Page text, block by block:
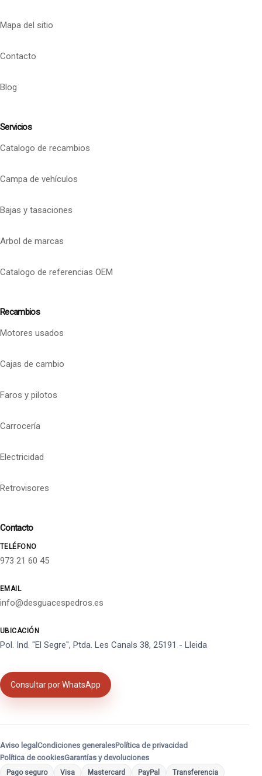
Mapa del sitio
Contacto
Blog
Servicios
Catalogo de recambios
Campa de vehículos
Bajas y tasaciones
Arbol de marcas
Catalogo de referencias OEM
Recambios
Motores usados
Cajas de cambio
Faros y pilotos
Carrocería
Electricidad
Retrovisores
Contacto
TELÉFONO
973 21 60 45
EMAIL
info@desguacespedros.es
UBICACIÓN
Pol. Ind. "El Segre", Ptda. Les Canals 38, 25191 - Lleida
Consultar por WhatsApp
Aviso legal Condiciones generalesPolítica de privacidad
Política de cookiesGarantías y devoluciones
Pago seguro Visa Mastercard PayPal Transferencia